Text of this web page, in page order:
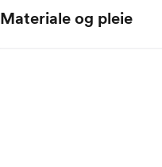
Størrelsesguide gutter:
Materiale og pleie